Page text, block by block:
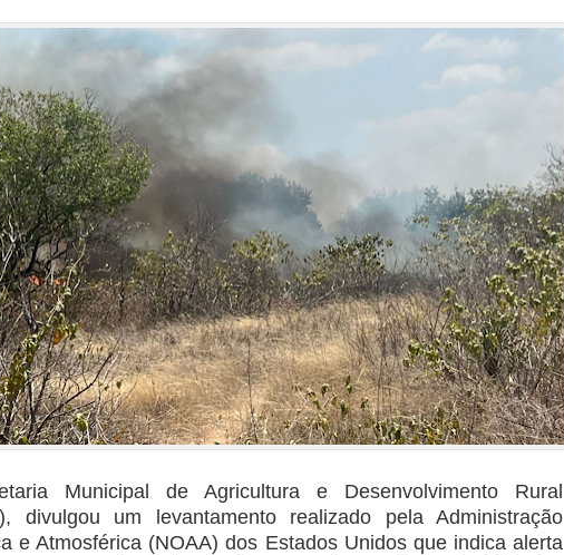
Municipal de Agricultura e Desenvolvimento Rural
divulgou um levantamento realizado pela Administração
e Atmosférica (NOAA) dos Estados Unidos que indica alerta